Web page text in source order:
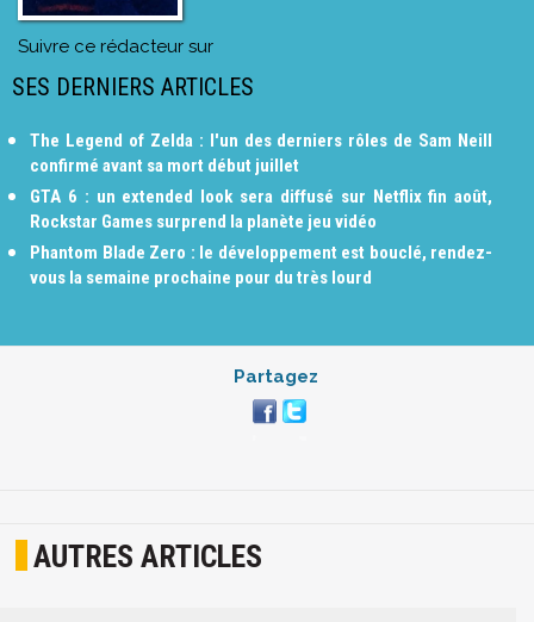
Suivre ce rédacteur sur
SES DERNIERS ARTICLES
The Legend of Zelda : l'un des derniers rôles de Sam Neill
confirmé avant sa mort début juillet
GTA 6 : un extended look sera diffusé sur Netflix fin août,
Rockstar Games surprend la planète jeu vidéo
Phantom Blade Zero : le développement est bouclé, rendez-
vous la semaine prochaine pour du très lourd
Partagez
AUTRES ARTICLES